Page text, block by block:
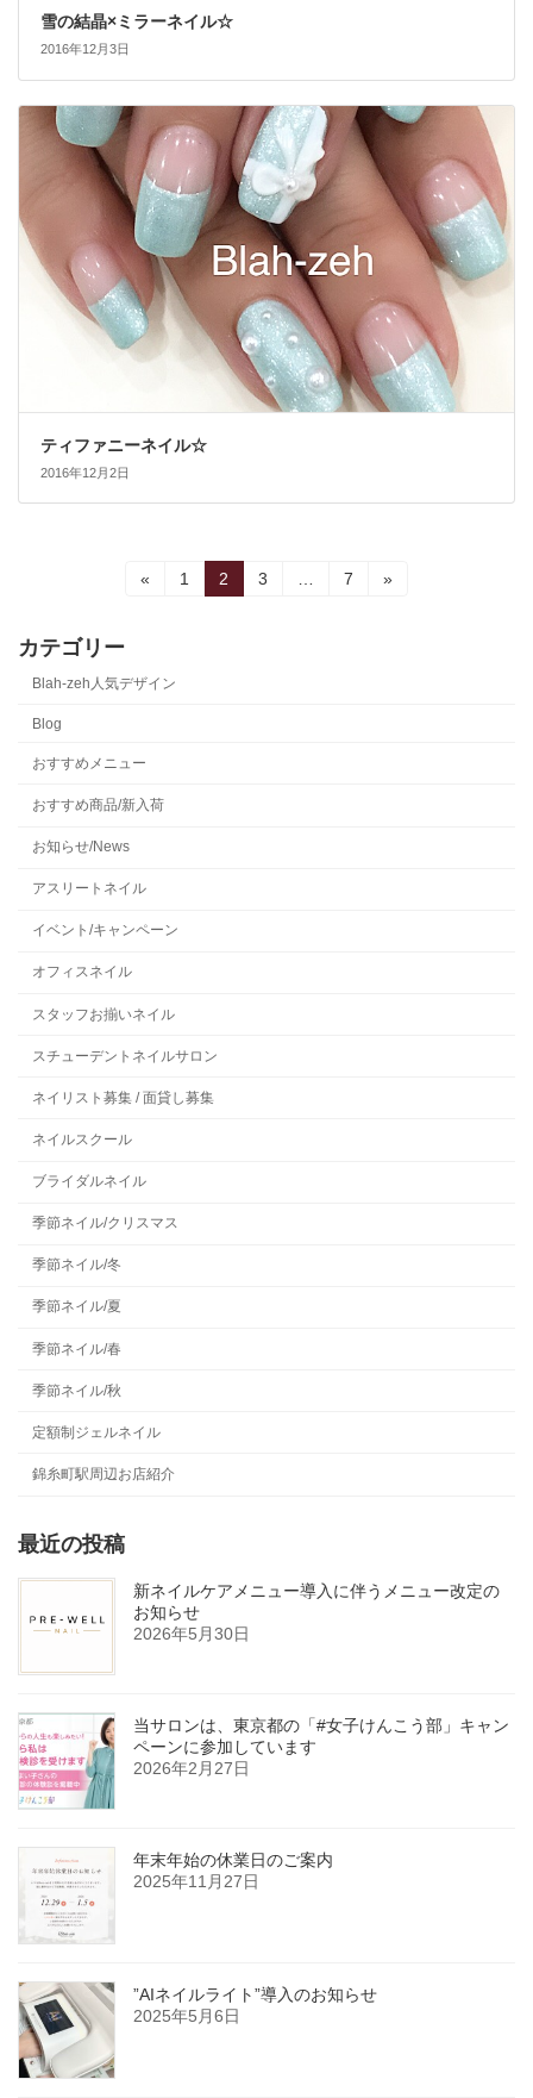
雪の結晶×ミラーネイル☆
2016年12月3日
ティファニーネイル☆
2016年12月2日
の
送
り
«
固1
固
定
2
固
3
固
7 »
カテゴリー
Blah-zeh人気デザイン
Blog
おすすめメニュー
おすすめ商品/新入荷
お知らせ/News
アスリートネイル
イベント/キャンペーン
オフィスネイル
スタッフお揃いネイル
スチューデントネイルサロン
ネイリスト募集 / 面貸し募集
ネイルスクール
ブライダルネイル
季節ネイル/クリスマス
季節ネイル/冬
季節ネイル/夏
季節ネイル/春
季節ネイル/秋
定額制ジェルネイル
錦糸町駅周辺お店紹介
最近の投稿
新ネイルケアメニュー導入に伴うメニュー改定の
お知らせ
2026年5月30日
当サロンは、東京都の「#女子けんこう部」キャン
ペーンに参加しています
2026年2月27日
年末年始の休業日のご案内
2025年11月27日
”AIネイルライト”導入のお知らせ
2025年5月6日